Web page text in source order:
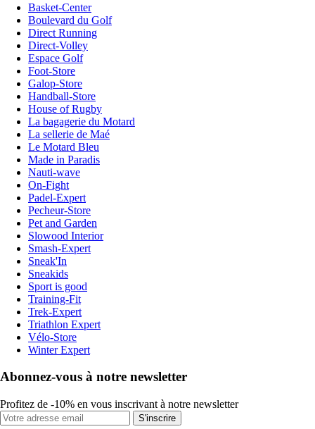
Basket-Center
Boulevard du Golf
Direct Running
Direct-Volley
Espace Golf
Foot-Store
Galop-Store
Handball-Store
House of Rugby
La bagagerie du Motard
La sellerie de Maé
Le Motard Bleu
Made in Paradis
Nauti-wave
On-Fight
Padel-Expert
Pecheur-Store
Pet and Garden
Slowood Interior
Smash-Expert
Sneak'In
Sneakids
Sport is good
Training-Fit
Trek-Expert
Triathlon Expert
Vélo-Store
Winter Expert
Abonnez-vous à notre newsletter
Profitez de -10% en vous inscrivant à notre newsletter
S'inscrire